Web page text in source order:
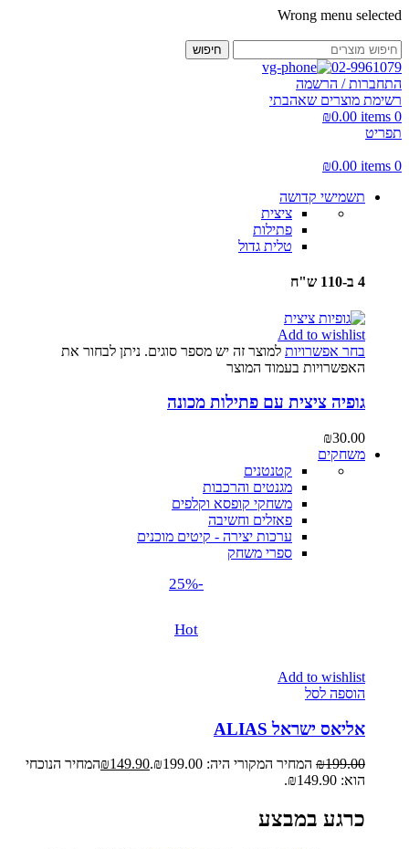
Wrong menu selected
חיפוש
02-9961079
התחברות / הרשמה
רשימת מוצרים שאהבתי
0
items
₪0.00
תפריט
0
items
₪0.00
תשמישי קדושה
ציצית
פתילות
טלית גדול
4 ב-110 ש"ח
Add to wishlist
בחר אפשרויות למוצר זה יש מספר סוגים. ניתן לבחור את
האפשרויות בעמוד המוצר
גופיה ציצית עם פתילות מכונה
₪30.00
משחקים
קטנטנים
מגנטים והרכבות
משחקי קופסא וקלפים
פאזלים וחשיבה
ערכות יצירה - קיטים מוכנים
ספרי משחק
-25%
Hot
Add to wishlist
הוספה לסל
אליאס ישראל ALIAS
₪199.00 המחיר המקורי היה: ₪199.00. ₪149.90
המחיר הנוכחי
הוא: ₪149.90.
כרגע במבצע